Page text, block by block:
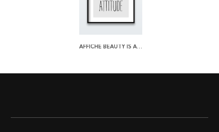
AFFICHE BEAUTY IS AN ATTITUDE